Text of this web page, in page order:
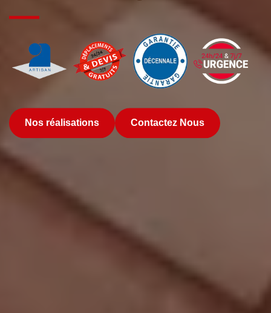
Nos réalisations Contactez Nous